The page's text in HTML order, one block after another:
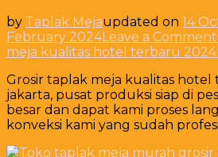
by Taplak Mejaupdated on 14
February 2024Leave a Comment
meja kualitas hotel terbaru 2024
Grosir taplak meja kualitas hotel
jakarta, pusat produksi siap di
besar dan dapat kami proses
konveksi kami yang sudah